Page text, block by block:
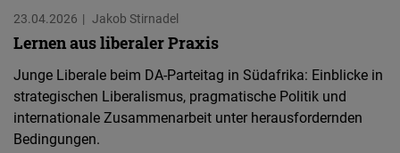
23.04.2026 Jakob Stirnadel
Lernen aus liberaler Praxis
Junge Liberale beim DA-Parteitag in Südafrika: Einblicke in
strategischen Liberalismus, pragmatische Politik und
internationale Zusammenarbeit unter herausfordernden
Bedingungen.